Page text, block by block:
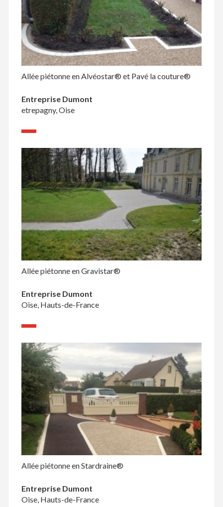
Allée piétonne en Alvéostar® et Pavé la couture®
Entreprise Dumont
etrepagny, Oise
Allée piétonne en Gravistar®
Entreprise Dumont
Oise, Hauts-de-France
Allée piétonne en Stardraine®
Entreprise Dumont
Oise, Hauts-de-France